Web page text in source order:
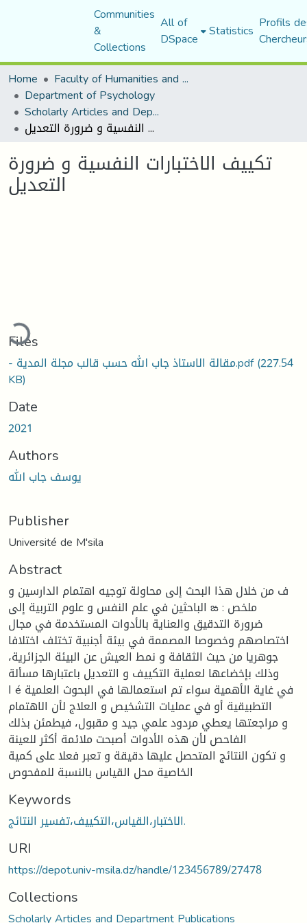
Communities
&
Collections
All of
DSpace Statistics Profils
Home
Faculty of Humanities and Social Sciences
Department of Psychology
Scholarly Articles and Department Publications
تكييف الاختبارات النفسية و ضرورة التعديل
تكييف الاختبارات النفسية و ضرورة
التعديل
Files
- مقالة الاستاذ جاب الله حسب قالب مجلة المدية.pdf(227.54
KB)
Date
2021
Authors
يوسف جاب الله
Publisher
Université de M'sila
Abstract
ف من خلال هذا البحث إلى محاولة توجيه اهتمام الدارسين و
الباحثين في علم النفس و علوم التربية إلى ఙ : ملخص
ضرورة التدقيق والعناية بالأدوات المستخدمة في مجال
اختصاصهم وخصوصا المصممة في بيئة أجنبية تختلف اختلافا
جوهريا من حيث الثقافة و نمط العيش عن البيئة الجزائرية،
وذلك بإخضاعها لعملية التكييف و التعديل باعتبارها مسألة
ا é في غاية الأهمية سواء تم استعمالها في البحوث العلمية
التطبيقية أو في عمليات التشخيص و العلاج لأن الاهتمام
و مراجعتها يعطي مردود علمي جيد و مقبول، فيطمئن بذلك
الفاحص لأن هذه الأدوات أصبحت ملائمة أكثر للعينة
و تكون النتائج المتحصل عليها دقيقة و تعبر فعلا على كمية
الخاصية محل القياس بالنسبة للمفحوص
Keywords
الاختبار،القياس،التكييف،تفسير النتائج.
URI
https://depot.univ-msila.dz/handle/123456789/27478
Collections
Scholarly Articles and Department Publications